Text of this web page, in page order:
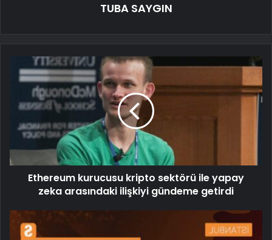
TUBA SAYGIN
Ethereum kurucusu kripto sektörü ile yapay
zeka arasındaki ilişkiyi gündeme getirdi